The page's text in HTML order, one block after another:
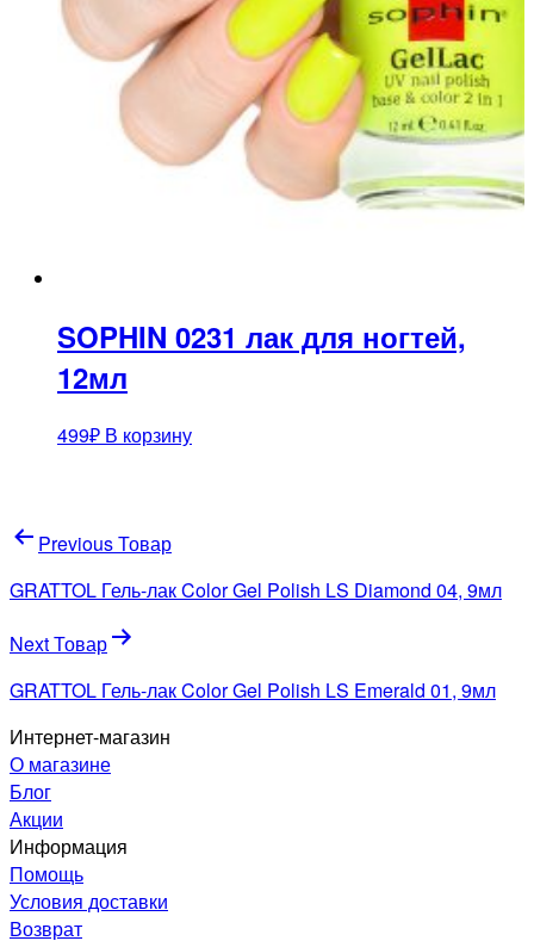
SOPHIN 0231 лак для ногтей,
12мл
499₽ В корзину
Навигация
по
записям
Previous Товар
GRATTOL Гель-лак Color Gel Polish LS Diamond 04, 9мл
Next Товар
GRATTOL Гель-лак Color Gel Polish LS Emerald 01, 9мл
Интернет-магазин
О магазине
Блог
Акции
Информация
Помощь
Условия доставки
Возврат